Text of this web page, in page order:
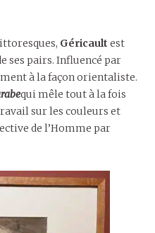
Géricault est
ses pairs. Influencé par
à la façon orientaliste.
qui mêle tout à la fois
sur les couleurs et
de l’Homme par